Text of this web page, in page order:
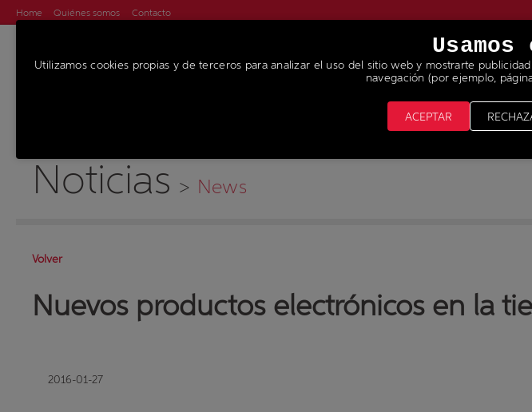
Home Quiénes somos Contacto
MÁQUINAS SERVICIOS NOTICIAS &
Noticias > News
Volver
Nuevos productos electrónicos en la
2016-01-27
Utilizamos cookies propias y de terceros para analizar el uso del sitio web y mostrarte
navegación (por ejemplo,
ACEPTAR